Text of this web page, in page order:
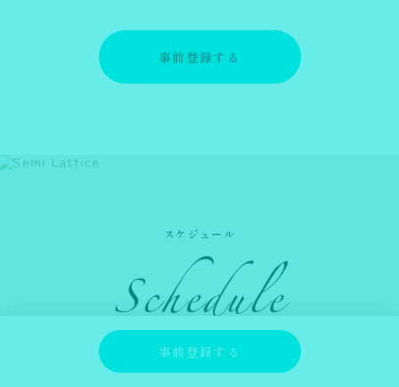
事前登録する
事前登録する
スケジュール
第3期クリエイター事前登録開始